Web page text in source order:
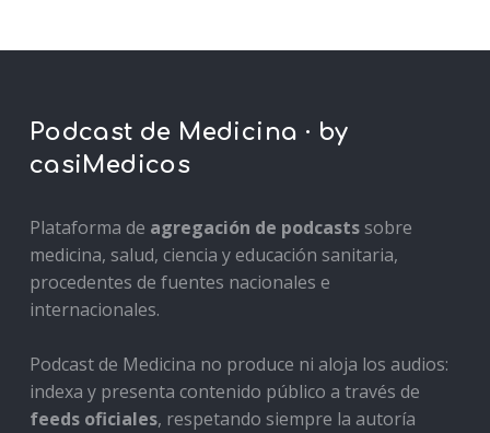
Podcast de Medicina · by
casiMedicos
Plataforma de agregación de podcastssobre
medicina, salud, ciencia y educación sanitaria,
procedentes de fuentes nacionales e
internacionales.
Podcast de Medicina no produce ni aloja los audios:
indexa y presenta contenido público a través de
feeds oficiales, respetando siempre la autoría